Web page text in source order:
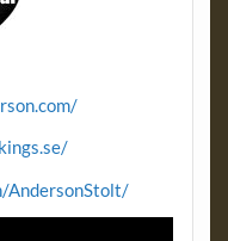
AndersonStolt/